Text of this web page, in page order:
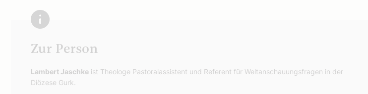
Zur Person
Lambert Jaschke ist Theologe Pastoralassistent und Referent für Weltanschauungsfragen in der
Diözese Gurk.